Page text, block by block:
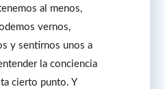
al menos,
vernos,
y sentirnos unos a
la conciencia
cierto punto. Y